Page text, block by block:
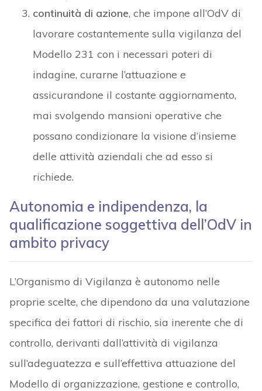
continuità di azione, che impone all’OdV di
lavorare costantemente sulla vigilanza del
Modello 231 con i necessari poteri di
indagine, curarne l’attuazione e
assicurandone il costante aggiornamento,
mai svolgendo mansioni operative che
possano condizionare la visione d’insieme
delle attività aziendali che ad esso si
richiede.
Autonomia e indipendenza, la
qualificazione soggettiva dell’OdV in
ambito privacy
L’Organismo di Vigilanza è autonomo nelle
proprie scelte, che dipendono da una valutazione
specifica dei fattori di rischio, sia inerente che di
controllo, derivanti dall’attività di vigilanza
sull’adeguatezza e sull’effettiva attuazione del
Modello di organizzazione, gestione e controllo,